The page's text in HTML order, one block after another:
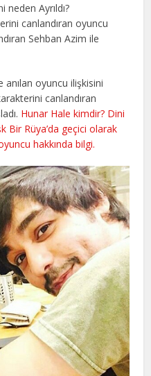
neden Ayrıldı?
canlandıran oyuncu
Sehban Azim ile
anılan oyuncu ilişkisini
canlandıran
Hunar Hale kimdir? Dini
Bir Rüya’da geçici olarak
hakkında bilgi.